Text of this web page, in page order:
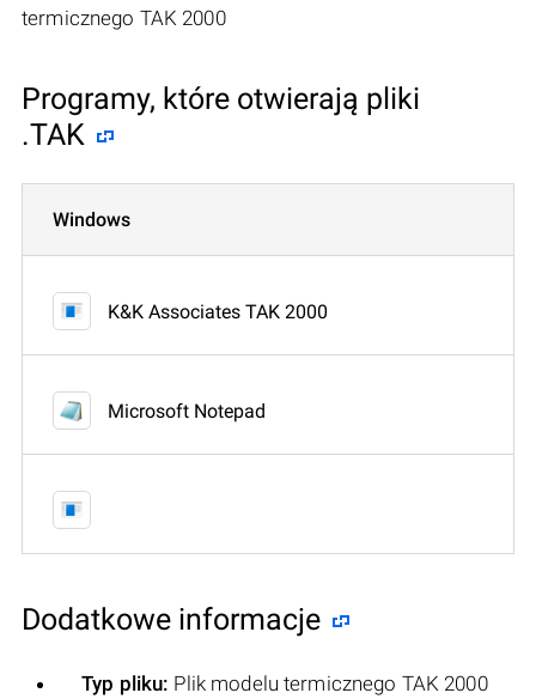
termicznego TAK 2000
Programy, które otwierają pliki
.TAK
Windows
K&K Associates TAK 2000
Microsoft Notepad
Dodatkowe informacje
Typ pliku: Plik modelu termicznego TAK 2000